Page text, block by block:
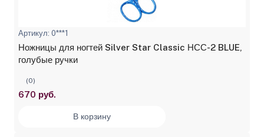
Артикул: 0***1
Ножницы для ногтей Silver Star Classic НСС-2 BLUE,
голубые ручки
(0)
670 руб.
В корзину